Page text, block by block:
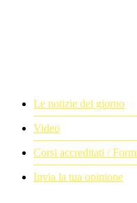
Le notizie del giorno
Video
Corsi accreditati /
Invia la tua opinione